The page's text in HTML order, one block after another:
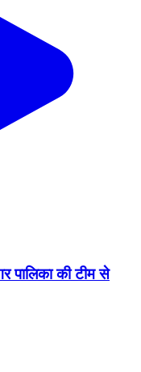
पालिका की टीम से